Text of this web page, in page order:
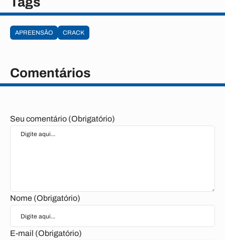
APREENSÃO CRACK
Comentários
Seu comentário (Obrigatório)
Nome (Obrigatório)
E-mail (Obrigatório)